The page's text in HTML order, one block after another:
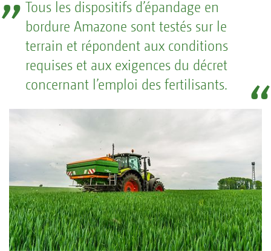
Tous les dispositifs d’épandage en
bordure Amazone sont testés sur le
terrain et répondent aux conditions
requises et aux exigences du décret
concernant l’emploi des fertilisants.